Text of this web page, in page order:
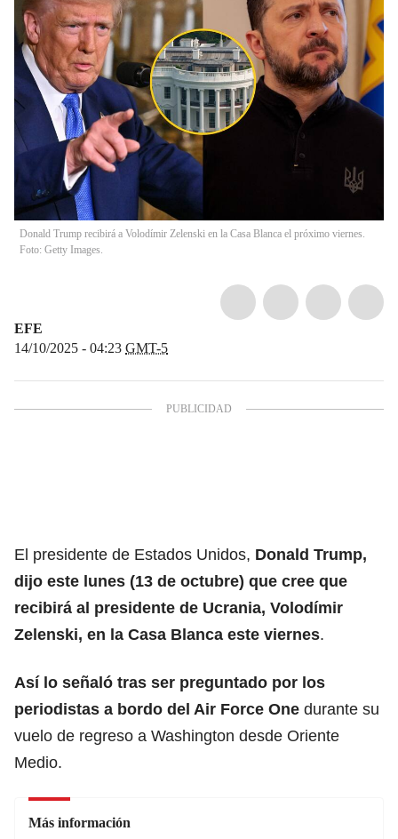
Donald Trump recibirá a Volodímir Zelenski en la Casa Blanca el próximo viernes.
Foto: Getty Images.
EFE
14/10/2025 - 04:23 GMT-5
El presidente de Estados Unidos, Donald Trump,
dijo este lunes (13 de octubre) que cree que
recibirá al presidente de Ucrania, Volodímir
Zelenski, en la Casa Blanca este viernes.
Así lo señaló tras ser preguntado por los
periodistas a bordo del Air Force One durante su
vuelo de regreso a Washington desde Oriente
Medio.
Más información